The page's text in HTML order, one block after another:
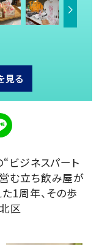
見る
ビジネスパート
む立ち飲み屋が
1周年、その歩
区